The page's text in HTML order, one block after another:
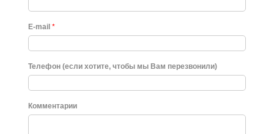
E-mail *
Телефон (если хотите, чтобы мы Вам перезвонили)
Комментарии